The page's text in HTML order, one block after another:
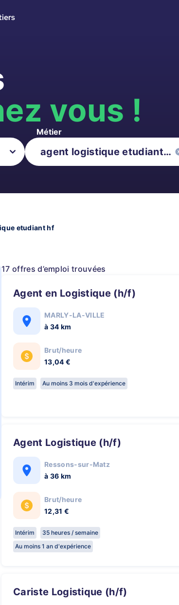
vous !
Métier
etudiant hf
17 offres d’emploi trouvées
Agent en Logistique (h/f)
MARLY-LA-VILLE
à 34 km
Brut/heure
13,04 €
Intérim Au moins 3 mois d'expérience
Agent Logistique (h/f)
Ressons-sur-Matz
à 36 km
Brut/heure
12,31 €
Intérim
35 heures / semaine
Au moins 1 an d'expérience
Cariste Logistique (h/f)